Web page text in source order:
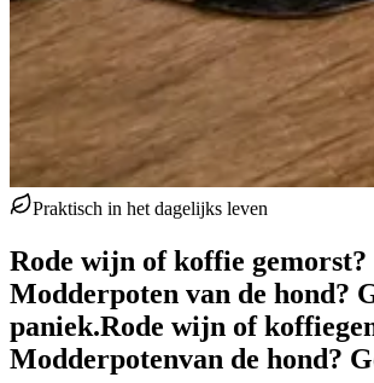
Praktisch in het dagelijks leven
Rode wijn of koffie gemorst?
Modderpoten van de hond?
paniek.Rode wijn of koffie
Modderpotenvan de hond?